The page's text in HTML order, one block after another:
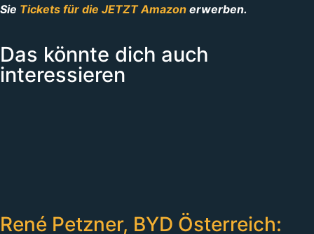
Sie Tickets für die JETZT Amazon erwerben.
Das könnte dich auch
interessieren
René Petzner, BYD Österreich: